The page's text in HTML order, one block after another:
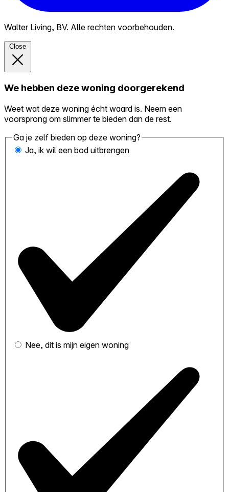
Walter Living, BV. Alle rechten voorbehouden.
Close
We hebben deze woning doorgerekend
Weet wat deze woning écht waard is. Neem een
voorsprong om slimmer te bieden dan de rest.
Ga je zelf bieden op deze woning?
Ja, ik wil een bod uitbrengen
Nee, dit is mijn eigen woning